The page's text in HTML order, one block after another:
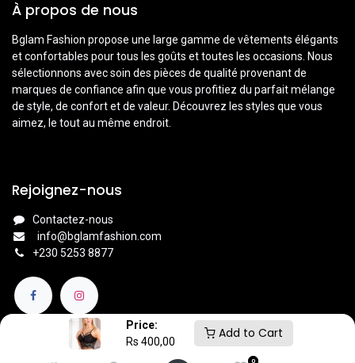
Price:
Rs 400,00
Add to Cart
0
À propos de nous
Bglam Fashion propose une large gamme de vêtements élégants
et confortables pour tous les goûts et toutes les occasions. Nous
sélectionnons avec soin des pièces de qualité provenant de
marques de confiance afin que vous profitiez du parfait mélange
de style, de confort et de valeur. Découvrez les styles que vous
aimez, le tout au même endroit.
Rejoignez-nous
Contactez-nous
info@bglamfashion.com
+230 5253 8877